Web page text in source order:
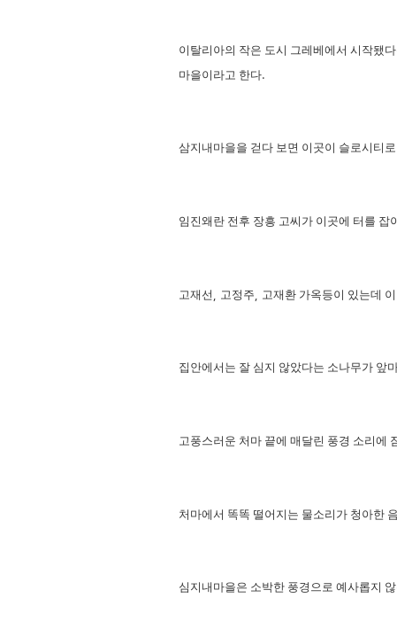
이탈리아의 작은 도시 그레베에서 시작됐
마을이라고 한다.
삼지내마을을 걷다 보면 이곳이 슬로시티
임진왜란 전후 장흥 고씨가 이곳에 터를 잡
고재선 고정주 고재환 가옥등이 있는데
집안에서는 잘 심지 않았다는 소나무가 앞
고풍스러운 처마 끝에 매달린 풍경 소리에
처마에서 똑똑 떨어지는 물소리가 청아한
심지내마을은 소박한 풍경으로 예사롭지